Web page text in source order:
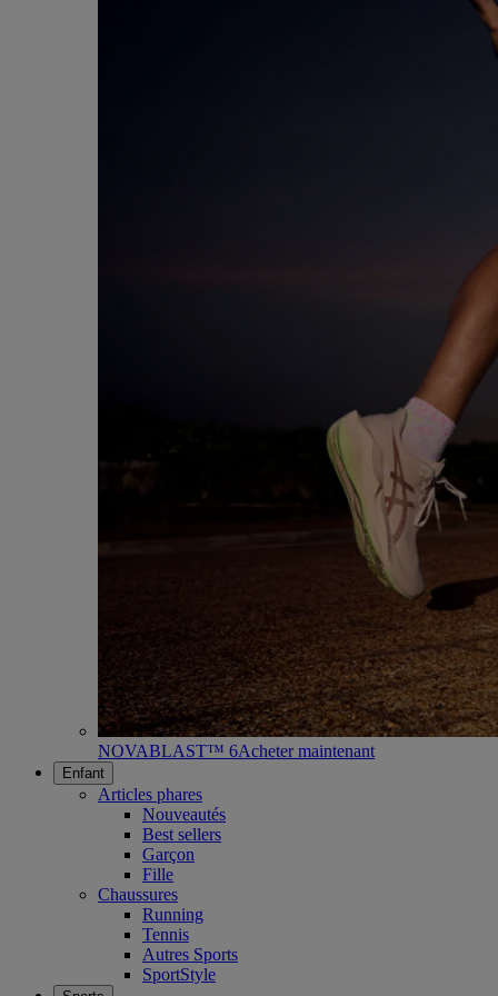
NOVABLAST™ 6Acheter maintenant
Enfant
Articles phares
Nouveautés
Best sellers
Garçon
Fille
Chaussures
Running
Tennis
Autres Sports
SportStyle